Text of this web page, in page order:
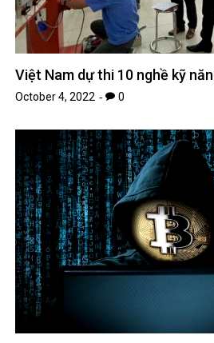
Việt Nam dự thi 10 nghề kỹ
October 4, 2022 0